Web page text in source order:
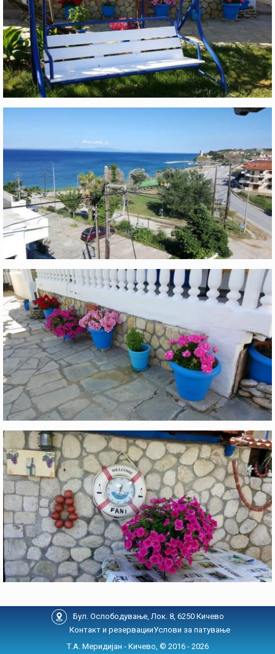
Бул. Ослободување, Лок. 8, 6250 Кичево
Контакт и резервацииУслови за патување
Т.А. Меридијан - Кичево, © 2016 - 2026